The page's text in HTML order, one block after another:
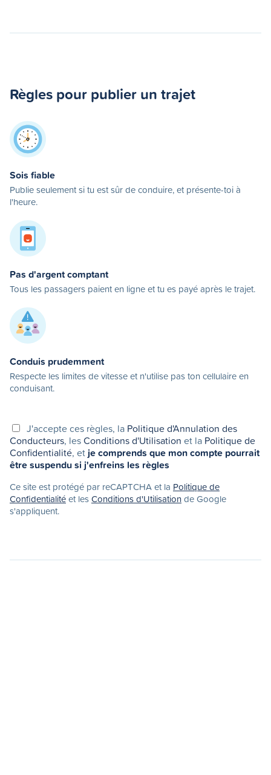
Règles pour publier un trajet
Sois fiable
Publie seulement si tu est sûr de conduire, et présente-toi à
l'heure.
Pas d'argent comptant
Tous les passagers paient en ligne et tu es payé après le trajet.
Conduis prudemment
Respecte les limites de vitesse et n'utilise pas ton cellulaire en
conduisant.
J'accepte ces règles, la Politique d'Annulation des
Conducteurs, lesConditions d'Utilisation et la Politique de
Confidentialité, etje comprends que mon compte pourrait
être suspendu si j'enfreins les règles
Ce site est protégé par reCAPTCHA et la Politique de
Confidentialitéet lesConditions d'Utilisationde Google
s'appliquent.